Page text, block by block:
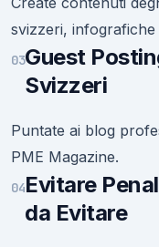
svizzeri, infografiche
03Guest
Svizzeri
Puntate ai blog
PME Magazine.
04Evitare
da Evitare